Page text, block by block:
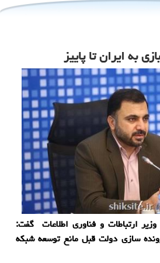
ارتباطات و فناوری اطلاعات گفت:
سازی دولت قبل مانع توسعه شبکه